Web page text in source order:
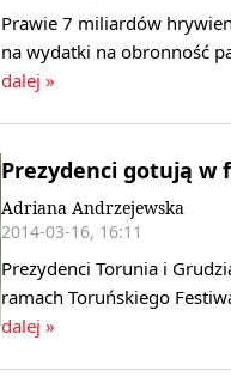
Prawie 7 miliardów
na wydatki na obronność
dalej »
Prezydenci gotują w
Adriana Andrzejewska
2014-03-16, 16:11
Prezydenci Torunia i
ramach Toruńskiego
dalej »